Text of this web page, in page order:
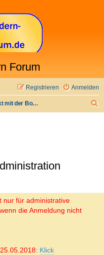
Forum
Anmelden
Registrieren
Kontakt mit der Board-Administration aufnehmen
nur für administrative
die Anmeldung nicht
Klick